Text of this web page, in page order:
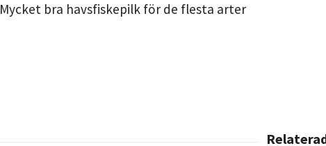
Mycket bra havsfiskepilk för de flesta arter